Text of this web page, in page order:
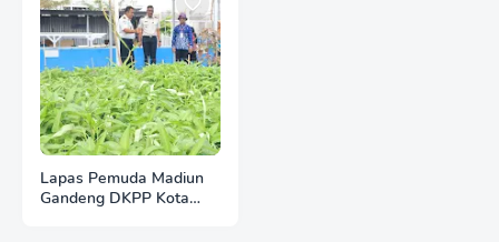
Lapas Pemuda Madiun
Gandeng DKPP Kota